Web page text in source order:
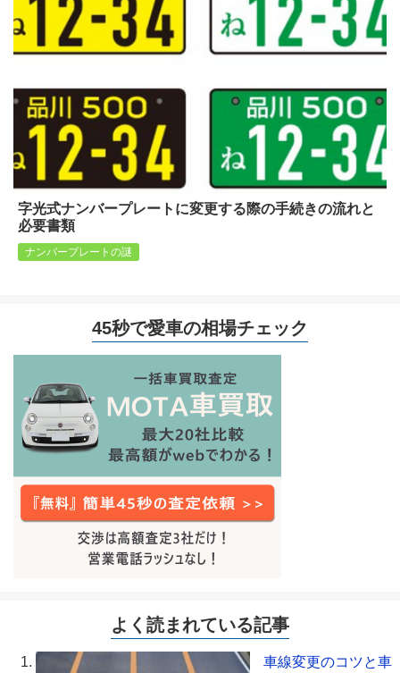
字光式ナンバープレートに変更する際の手続きの流れと
必要書類
ナンバープレートの謎
45秒で愛車の相場チェック
よく読まれている記事
車線変更のコツと車